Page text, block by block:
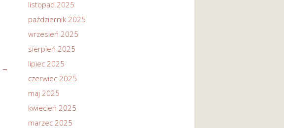
→
listopad 2025
październik 2025
wrzesień 2025
sierpień 2025
lipiec 2025
czerwiec 2025
maj 2025
kwiecień 2025
marzec 2025